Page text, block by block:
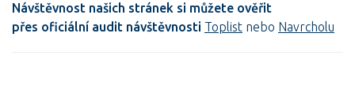
Návštěvnost našich stránek si můžete ověřit
přes oficiální audit návštěvnosti Toplist nebo Navrcholu